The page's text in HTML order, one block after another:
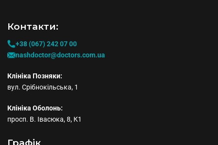
Контакти:
+38 (067) 242 07 00
nashdoctor@doctors.com.ua
Клініка Позняки:
вул. Срібнокільська, 1
Клініка Оболонь:
просп. В. Івасюка, 8, К1